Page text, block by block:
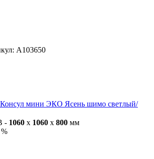
А103650
мини ЭКО Ясень шимо светлый/
- 1060 x 1060 x 800 мм
%